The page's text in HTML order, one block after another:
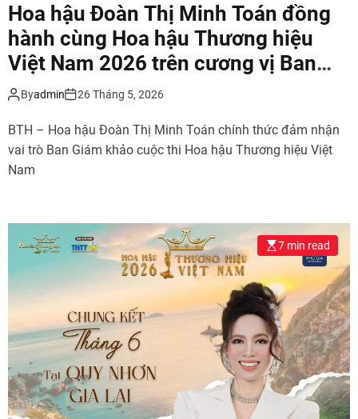
Hoa hậu Đoàn Thị Minh Toán đồng
hành cùng Hoa hậu Thương hiệu
Việt Nam 2026 trên cương vị Ban
Giám khảo
Byadmin 26 Tháng 5, 2026
BTH – Hoa hậu Đoàn Thị Minh Toán chính thức đảm nhận
vai trò Ban Giám khảo cuộc thi Hoa hậu Thương hiệu Việt
Nam
7 min read